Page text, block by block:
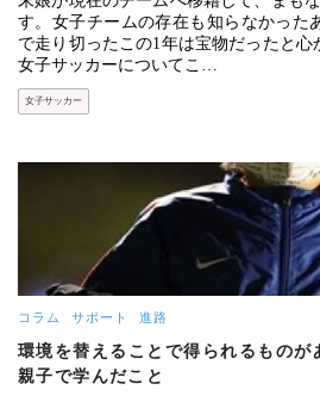
す。女子チームの存在も知らなかった
で走り切ったこの1年は宝物だったと
女子サッカーについてこ…
女子サッカー
コラム サポート 進路
環境を替えることで得られるものが
親子で学んだこと